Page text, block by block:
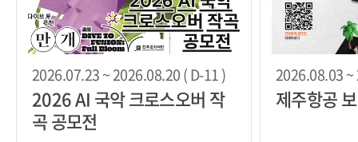
2026.07.23 ~ 2026.08.20 ( D-11 )
2026 AI 국악 크로스오버 작
곡 공모전
2026.08.03 ~
제주항공